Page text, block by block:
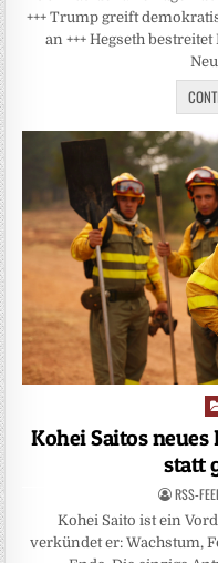
+++ Trump greift
an +++ Hegseth
in
Kohei Saitos
statt
RSS-
Kohei Saito ist ein
verkündet er: Wachstum,